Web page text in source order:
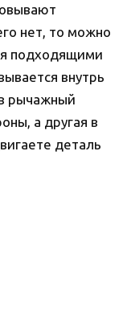
нет, то можно
подходящими
внутрь
рычажный
а другая в
деталь